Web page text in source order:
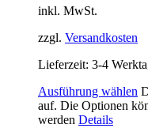
inkl. MwSt.
zzgl. Versandkosten
Lieferzeit: 3-4
Ausführung wählen
auf. Die Optionen
werden Details